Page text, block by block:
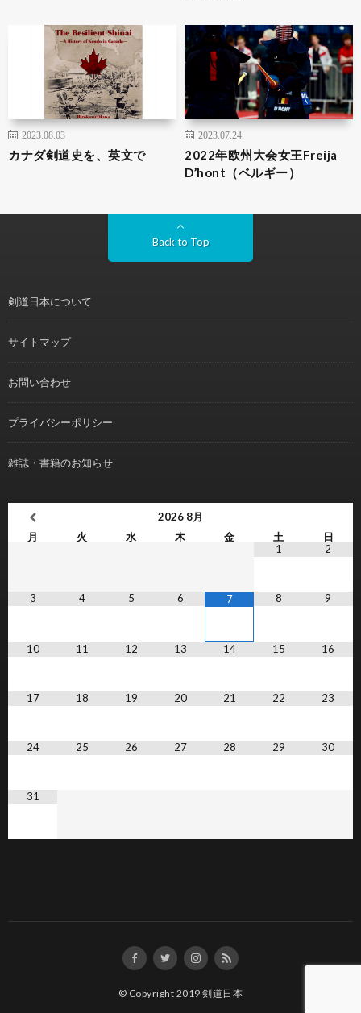
2023.08.03
カナダ剣道史を、英文で
2023.07.24
2022年欧州大会女王Freija
D’hont（ベルギー）
Back to Top
剣道日本について
サイトマップ
お問い合わせ
プライバシーポリシー
雑誌・書籍のお知らせ
2026 8月
月
火 水 木 金 土
日
1
2
3 4 5 6 7 8 9
10 11 12 13 14 15 16
17 18 19 20 21 22 23
24 25 26 27 28 29 30
31
© Copyright 2019剣道日本